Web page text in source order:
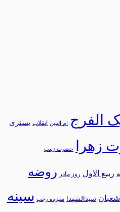
الفرج ام البنین انقلاب بستری
زهرا حضرت زینب
ربیع الاول روز مادر روضه
سیدالشهدا سیزده رجب سینه